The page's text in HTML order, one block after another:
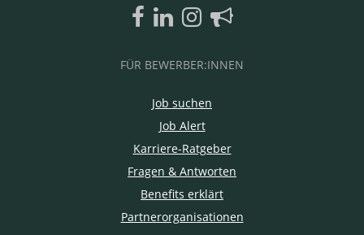
FÜR BEWERBER:INNEN
Job suchen
Job Alert
Karriere-Ratgeber
Fragen & Antworten
Benefits erklärt
Partnerorganisationen